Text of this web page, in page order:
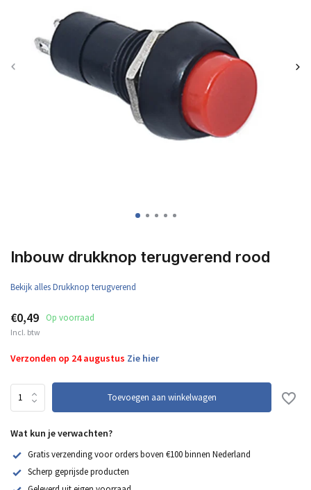
Inbouw drukknop terugverend rood
Bekijk alles Drukknop terugverend
€0,49 Op voorraad
Incl. btw
Verzonden op 24 augustus Zie hier
Toevoegen aan winkelwagen
Wat kun je verwachten?
Gratis verzending voor orders boven €100 binnen Nederland
Scherp geprijsde producten